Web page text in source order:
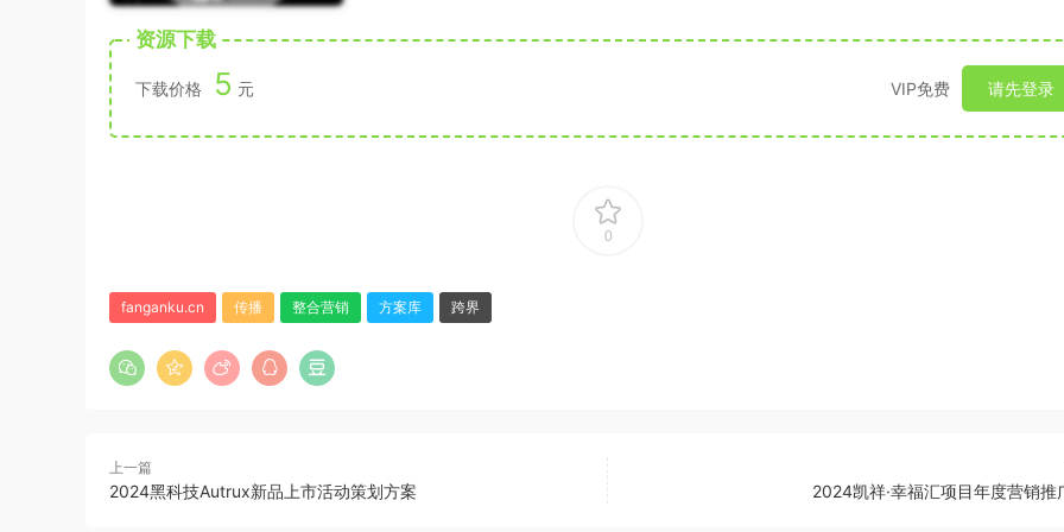
资源下载
下载价格 5 元 VIP免费 请先登录
0
fanganku.cn 传播 整合营销 方案库 跨界
上一篇
2024黑科技Autrux新品上市活动策划方案 2024凯祥·幸福汇项目年度营销推